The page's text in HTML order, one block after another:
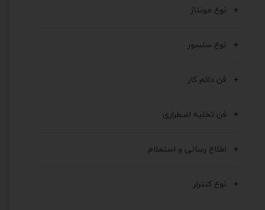
نوع مونتاژ
نوع سنسور
فن دائم کار
فن تخلیه اضطراری
اطلاع رسانی و استعلام
نوع کنترلر